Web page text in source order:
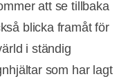
att se tillbaka
blicka framåt för
i ständig
som har lagt